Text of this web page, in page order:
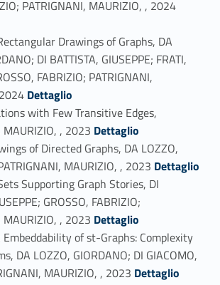
PATRIGNANI, MAURIZIO, , 2024
Drawings of Graphs, DA
DI BATTISTA, GIUSEPPE; FRATI,
FABRIZIO; PATRIGNANI,
Link identifier #identifier_person_59748-10
Dettaglio
with Few Transitive Edges,
MAURIZIO, , 2023 Link identifier #identifier_person_22467-11
Dettaglio
of Directed Graphs, DA LOZZO,
MAURIZIO, , 2023 Link identifier #identifier_person_81667-12
Dettaglio
Supporting Graph Stories, DI
GROSSO, FABRIZIO;
MAURIZIO, , 2023 Link identifier #identifier_person_120597-13
Dettaglio
Embeddability of st-Graphs: Complexity
DA LOZZO, GIORDANO; DI GIACOMO,
MAURIZIO, , 2023 Link identifier #identifier_person_175539-14
Dettaglio